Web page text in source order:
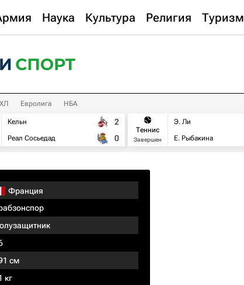
Наука Культура Религия Туризм
Евролига НБА
Кельн
Реал Сосьедад
2
0
Теннис
Завершен
Э. Ли
Е. Рыбакина
Франция
см
кг